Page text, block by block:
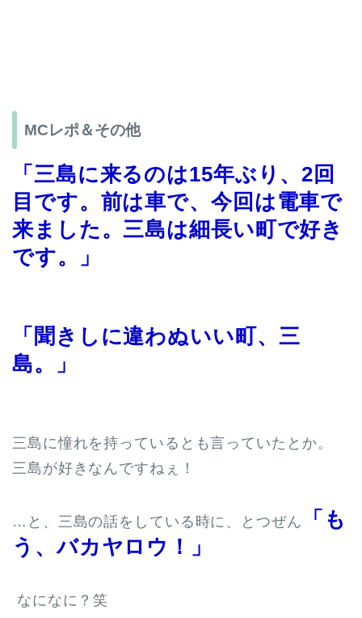
MCレポ＆その他
「三島に来るのは15年ぶり、2回
目です。前は車で、今回は電車で
来ました。三島は細長い町で好き
です。」
「聞きしに違わぬいい町、三
島。」
三島に憧れを持っているとも言っていたとか。
三島が好きなんですねぇ！
…と、三島の話をしている時に、とつぜん
「も
う、バカヤロウ！」
なになに？笑